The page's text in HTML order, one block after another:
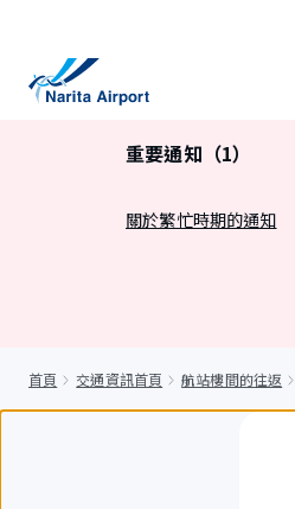
重要通知（1）
關於繁忙時期的通知
首頁 交通資訊首頁 航站樓間的往返